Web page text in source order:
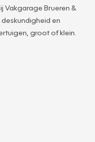
Vakgarage Brueren &
en
groot of klein.